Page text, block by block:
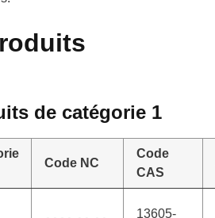
de catégorie 1
Code NC
Code
CAS
13605-